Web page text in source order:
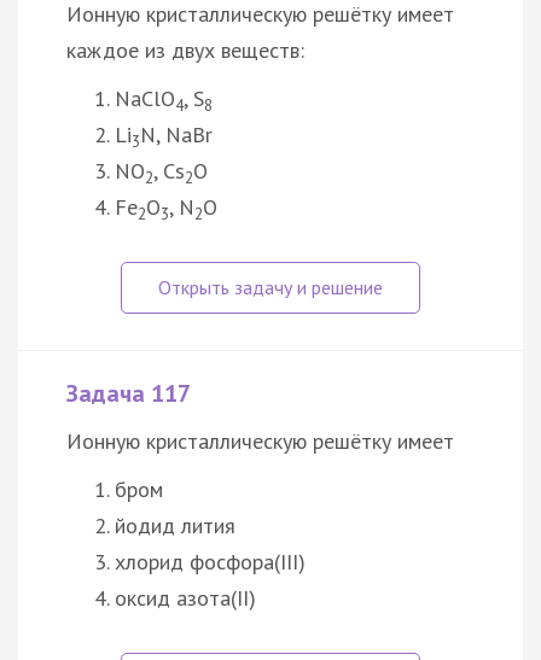
Ионную кристаллическую решётку имеет
каждое из двух веществ:
NaClO4, S8
Li3N, NaBr
NO2, Cs2O
Fe2O3, N2O
Задача 117
Ионную кристаллическую решётку имеет
бром
йодид лития
хлорид фосфора(III)
оксид азота(II)